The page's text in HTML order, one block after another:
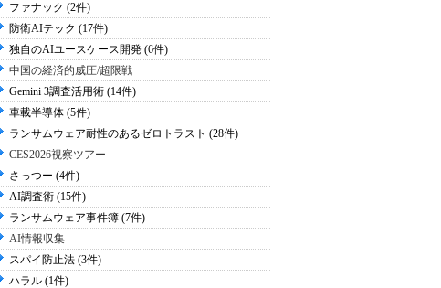
ファナック (2件)
防衛AIテック (17件)
独自のAIユースケース開発 (6件)
中国の経済的威圧/超限戦
Gemini 3調査活用術 (14件)
車載半導体 (5件)
ランサムウェア耐性のあるゼロトラスト (28件)
CES2026視察ツアー
さっつー (4件)
AI調査術 (15件)
ランサムウェア事件簿 (7件)
AI情報収集
スパイ防止法 (3件)
ハラル (1件)